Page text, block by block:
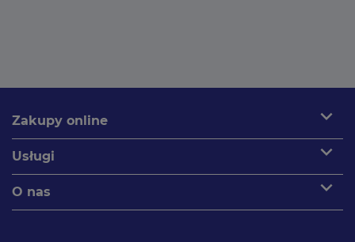
Zakupy online expand_more
Usługi expand_more
O nas expand_more